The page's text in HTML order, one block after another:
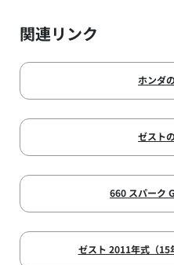
関連リンク
ホンダ
ゼスト
660 スパーク
ゼスト 2011年式（15